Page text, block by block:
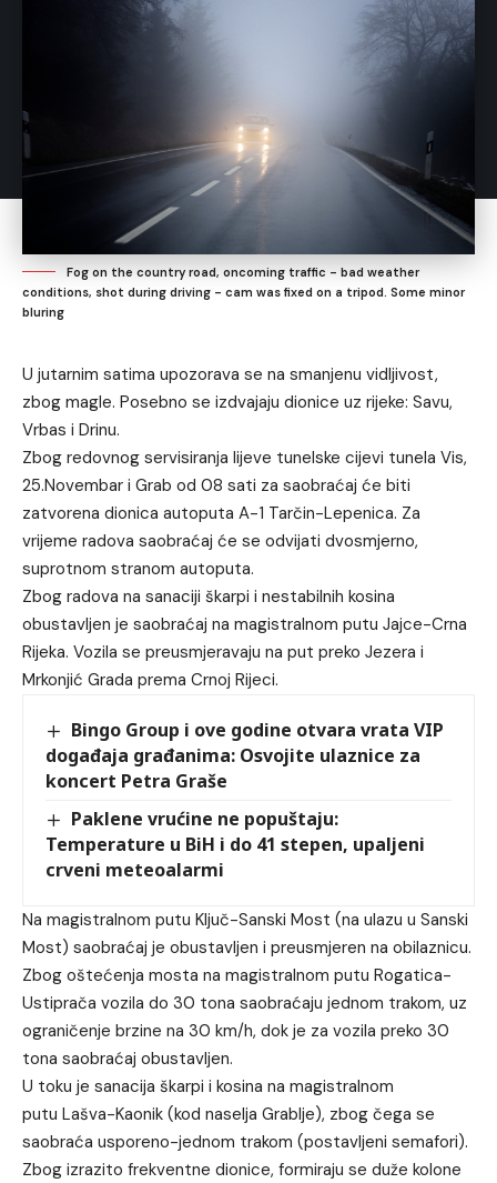
Fog on the country road, oncoming traffic - bad weather
conditions, shot during driving - cam was fixed on a tripod. Some minor
bluring
U jutarnim satima upozorava se na smanjenu vidljivost,
zbog magle. Posebno se izdvajaju dionice uz rijeke: Savu,
Vrbas i Drinu.
Zbog redovnog servisiranja lijeve tunelske cijevi tunela Vis,
25.Novembar i Grab od 08 sati za saobraćaj će biti
zatvorena dionica autoputa A-1 Tarčin-Lepenica. Za
vrijeme radova saobraćaj će se odvijati dvosmjerno,
suprotnom stranom autoputa.
Zbog radova na sanaciji škarpi i nestabilnih kosina
obustavljen je saobraćaj na magistralnom putu Jajce-Crna
Rijeka. Vozila se preusmjeravaju na put preko Jezera i
Mrkonjić Grada prema Crnoj Rijeci.
Bingo Group i ove godine otvara vrata VIP
događaja građanima: Osvojite ulaznice za
koncert Petra Graše
Paklene vrućine ne popuštaju:
Temperature u BiH i do 41 stepen, upaljeni
crveni meteoalarmi
Na magistralnom putu Ključ-Sanski Most (na ulazu u Sanski
Most) saobraćaj je obustavljen i preusmjeren na obilaznicu.
Zbog oštećenja mosta na magistralnom putu Rogatica-
Ustiprača vozila do 30 tona saobraćaju jednom trakom, uz
ograničenje brzine na 30 km/h, dok je za vozila preko 30
tona saobraćaj obustavljen.
U toku je sanacija škarpi i kosina na magistralnom
putu Lašva-Kaonik (kod naselja Grablje), zbog čega se
saobraća usporeno-jednom trakom (postavljeni semafori).
Zbog izrazito frekventne dionice, formiraju se duže kolone